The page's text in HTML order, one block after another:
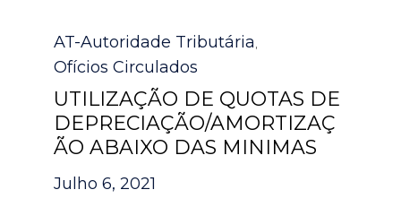
Category
AT-Autoridade Tributária,
Ofícios Circulados
UTILIZAÇÃO DE QUOTAS DE
DEPRECIAÇÃO/AMORTIZAÇ
ÃO ABAIXO DAS MINIMAS
Julho 6, 2021